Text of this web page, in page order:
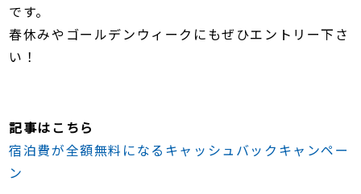
です。
春休みやゴールデンウィークにもぜひエントリー下さ
い！
記事はこちら
宿泊費が全額無料になるキャッシュバックキャンペー
ン